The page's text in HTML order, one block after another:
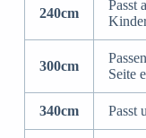
240cm
Passt
300cm
Seite
340cm Passt